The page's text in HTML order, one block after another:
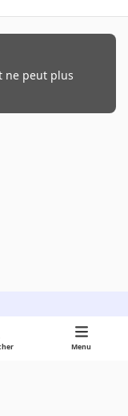
ne peut plus
Menu